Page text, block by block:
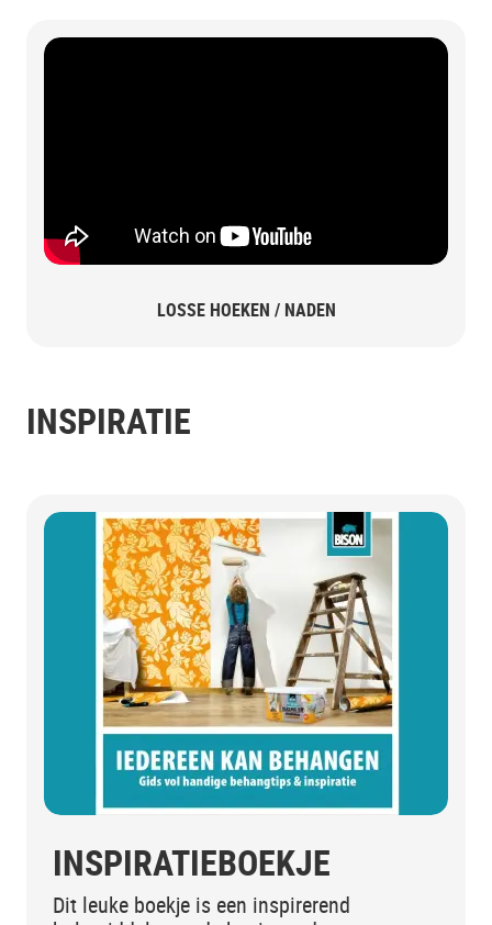
LOSSE HOEKEN / NADEN
INSPIRATIE
INSPIRATIEBOEKJE
Dit leuke boekje is een inspirerend